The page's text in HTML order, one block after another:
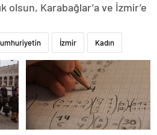
olsun, Karabağlar’a ve İzmir’e
İzmir Kadın